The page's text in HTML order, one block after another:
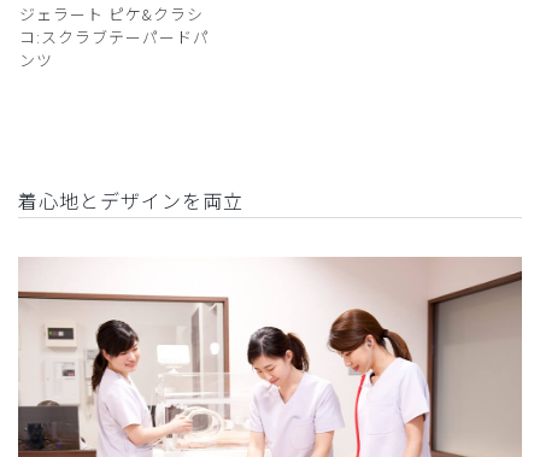
ジェラート ピケ&クラシ
コ:スクラブテーパードパ
ンツ
着心地とデザインを両立